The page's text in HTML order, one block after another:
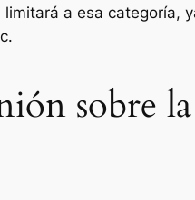
limitará a esa categoría,
sobre